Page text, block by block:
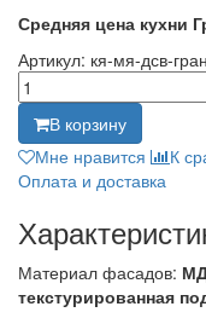
Средняя цена кухни
Артикул: кя-мя-дсв-
В корзину
Мне нравится
К
Оплата и доставка
Материал фасадов:
текстурированная